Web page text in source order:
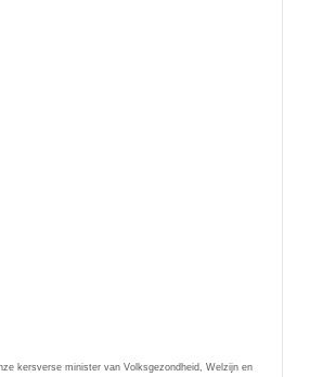
kersverse minister van Volksgezondheid, Welzijn en